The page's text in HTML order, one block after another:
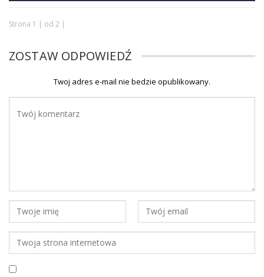
Strona 1 | od 2 |
ZOSTAW ODPOWIEDŹ
Twoj adres e-mail nie bedzie opublikowany.